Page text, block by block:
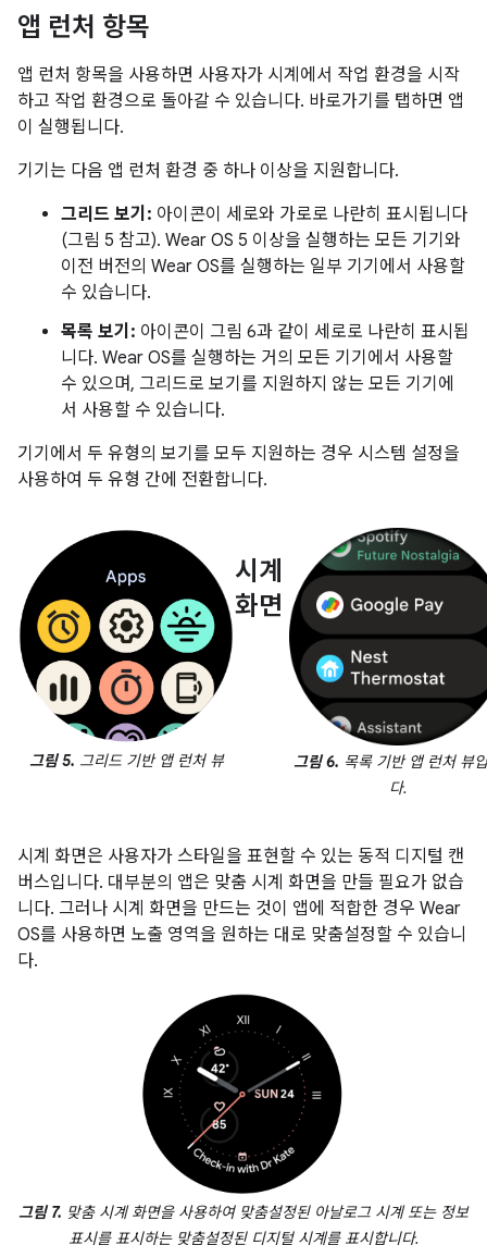
앱 런처 항목
앱 런처 항목을 사용하면 사용자가 시계에서 작업 환경을 시작
하고 작업 환경으로 돌아갈 수 있습니다. 바로가기를 탭하면 앱
이 실행됩니다.
기기는 다음 앱 런처 환경 중 하나 이상을 지원합니다.
그리드 보기: 아이콘이 세로와 가로로 나란히 표시됩니다
(그림 5 참고). Wear OS 5 이상을 실행하는 모든 기기와
이전 버전의 Wear OS를 실행하는 일부 기기에서 사용할
수 있습니다.
목록 보기: 아이콘이 그림 6과 같이 세로로 나란히 표시됩
니다. Wear OS를 실행하는 거의 모든 기기에서 사용할
수 있으며, 그리드로 보기를 지원하지 않는 모든 기기에
서 사용할 수 있습니다.
기기에서 두 유형의 보기를 모두 지원하는 경우 시스템 설정을
사용하여 두 유형 간에 전환합니다.
그림 5. 그리드 기반 앱 런처 뷰 그림 6. 목록 기반 앱 런처 뷰
다.
시계
화면
시계 화면은 사용자가 스타일을 표현할 수 있는 동적 디지털 캔
버스입니다. 대부분의 앱은 맞춤 시계 화면을 만들 필요가 없습
니다. 그러나 시계 화면을 만드는 것이 앱에 적합한 경우 Wear
OS를 사용하면 노출 영역을 원하는 대로 맞춤설정할 수 있습니
다.
그림 7. 맞춤 시계 화면을 사용하여 맞춤설정된 아날로그 시계 또는 정보
표시를 표시하는 맞춤설정된 디지털 시계를 표시합니다.